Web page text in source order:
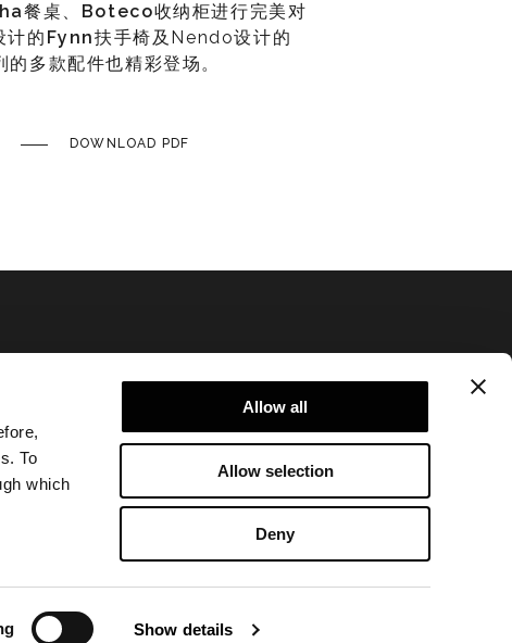
To
which
Show details
Allow all
Allow selection
Deny
餐桌、 Boteco收纳柜进行完美对
的 Fynn扶手椅及Nendo设计的
多款配件也精彩登场。
DOWNLOAD PDF
建议浏览隐私政策